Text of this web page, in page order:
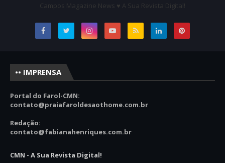
Campos Magazine News ♥ A Sua Revista Digital!
•• IMPRENSA
Portal do Farol-CMN:
contato@praiafaroldesaothome.com.br
Redação:
contato@fabianahenriques.com.br
CMN - A Sua Revista Digital!